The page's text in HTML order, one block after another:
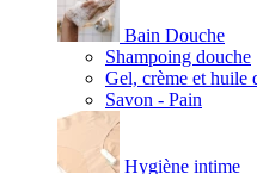
Bain Douche
Shampoing douche
Gel, crème et huile
Savon - Pain
Hygiène intime